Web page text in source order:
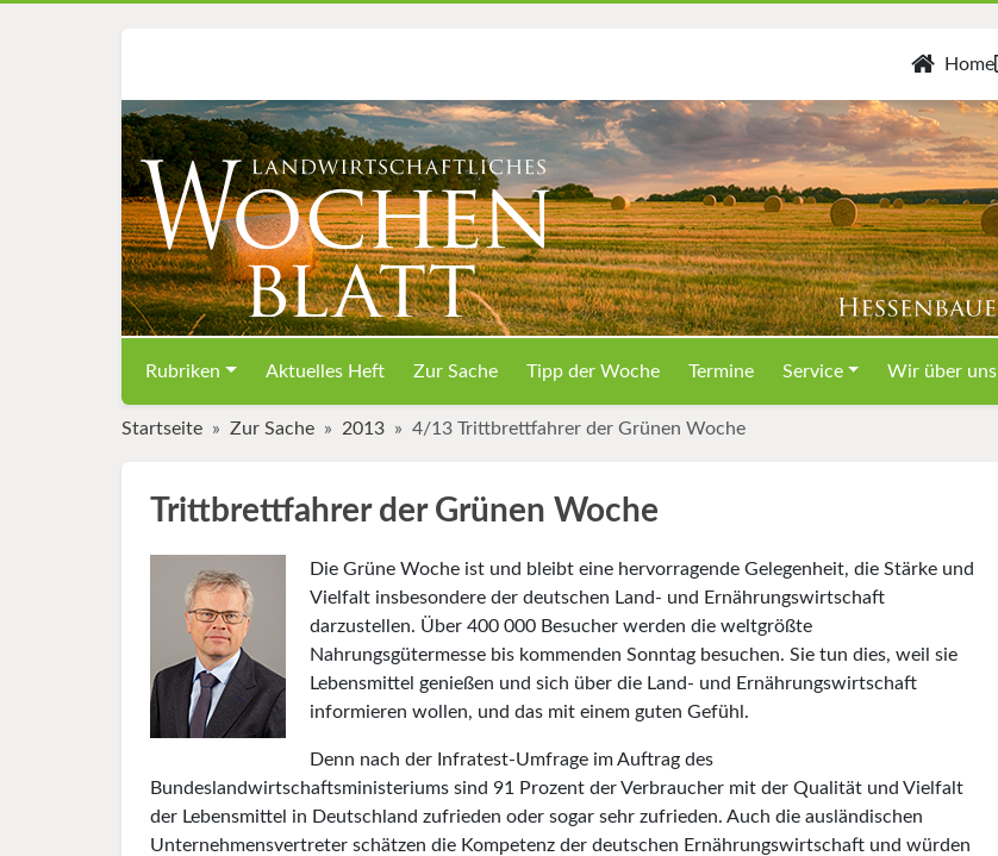
Home
Rubriken Aktuelles Heft Zur Sache Tipp der Woche Termine Service Wir über uns
Startseite Zur Sache 2013 4/13 Trittbrettfahrer der Grünen Woche
Trittbrettfahrer der Grünen Woche
Die Grüne Woche ist und bleibt eine hervorragende Gelegenheit, die Stärke und
Vielfalt insbesondere der deutschen Land- und Ernährungswirtschaft
darzustellen. Über 400 000 Besucher werden die weltgrößte
Nahrungsgütermesse bis kommenden Sonntag besuchen. Sie tun dies, weil sie
Lebensmittel genießen und sich über die Land- und Ernährungswirtschaft
informieren wollen, und das mit einem guten Gefühl.
Denn nach der Infratest-Umfrage im Auftrag des
Bundeslandwirtschaftsministeriums sind 91 Prozent der Verbraucher mit der Qualität und Vielfalt
der Lebensmittel in Deutschland zufrieden oder sogar sehr zufrieden. Auch die ausländischen
Unternehmensvertreter schätzen die Kompetenz der deutschen Ernährungswirtschaft und würden